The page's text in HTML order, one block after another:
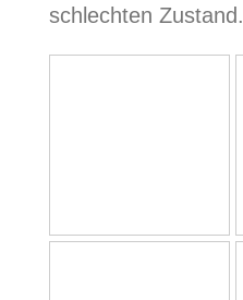
schlechten Zustand.